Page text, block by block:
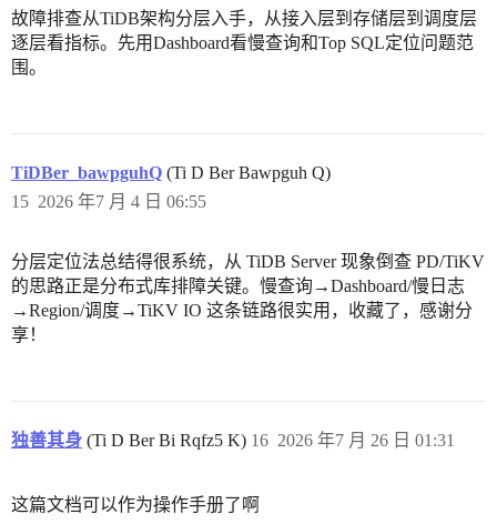
故障排查从TiDB架构分层入手，从接入层到存储层到调度层
逐层看指标。先用Dashboard看慢查询和Top SQL定位问题范
围。
TiDBer_bawpguhQ (Ti D Ber Bawpguh Q)
2026 年7 月 4 日 06:55
15
分层定位法总结得很系统，从 TiDB Server 现象倒查 PD/TiKV
的思路正是分布式库排障关键。慢查询→Dashboard/慢日志
→Region/调度→TiKV IO 这条链路很实用，收藏了，感谢分
享！
独善其身 (Ti D Ber Bi Rqfz5 K) 2026 年7 月 26 日 01:31
16
这篇文档可以作为操作手册了啊